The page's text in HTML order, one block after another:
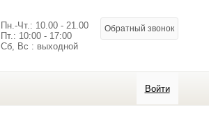
Пн.-Чт.: 10.00 - 21.00
Пт.: 10:00 - 17:00
Сб, Вс : выходной
Обратный звонок
Войти